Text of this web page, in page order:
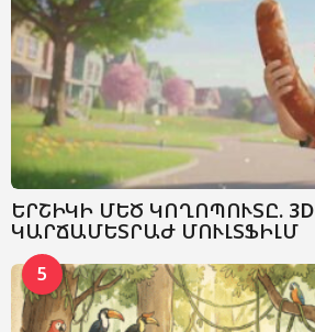
ԵՐՇԻԿԻ ՄԵԾ ԿՈՂՈՊՈՒՏԸ. 3D
ԿԱՐՃԱՄԵՏՐԱԺ ՄՈՒԼՏՖԻԼՄ
5